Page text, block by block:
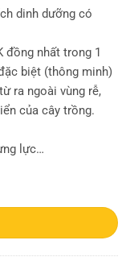
dinh dưỡng có
đồng nhất trong 1
biệt (thông minh)
ra ngoài vùng rễ,
của cây trồng.
lực…
cho hoa lan mai sứ